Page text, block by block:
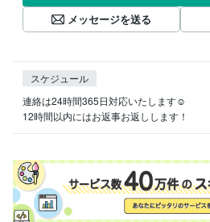
メッセージを送る
スケジュール
連絡は24時間365日対応いたします☺︎
12時間以内にはお返事お返しします！